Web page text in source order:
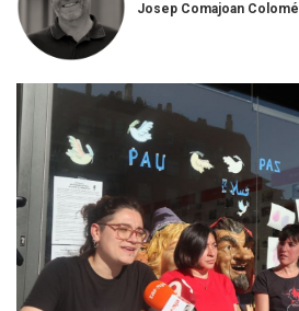
Josep Comajoan Colomé